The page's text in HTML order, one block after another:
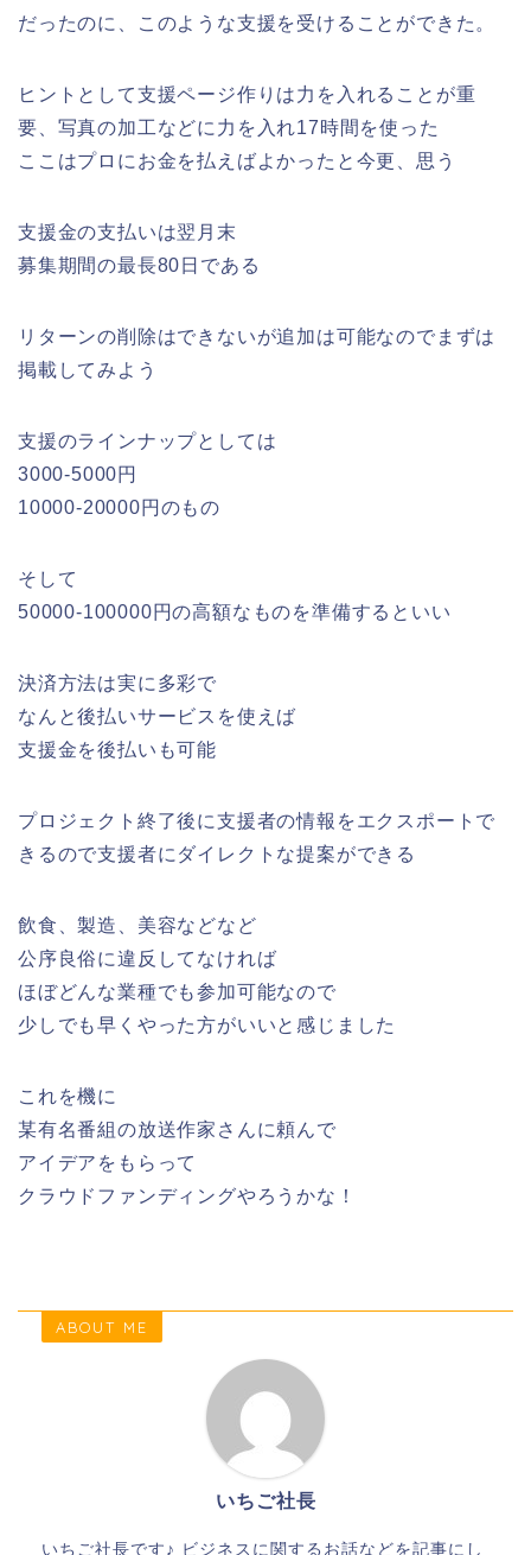
だったのに、このような支援を受けることができた。
ヒントとして支援ページ作りは力を入れることが重
要、写真の加工などに力を入れ17時間を使った
ここはプロにお金を払えばよかったと今更、思う
支援金の支払いは翌月末
募集期間の最長80日である
リターンの削除はできないが追加は可能なのでまずは
掲載してみよう
支援のラインナップとしては
3000-5000円
10000-20000円のもの
そして
50000-100000円の高額なものを準備するといい
決済方法は実に多彩で
なんと後払いサービスを使えば
支援金を後払いも可能
プロジェクト終了後に支援者の情報をエクスポートで
きるので支援者にダイレクトな提案ができる
飲食、製造、美容などなど
公序良俗に違反してなければ
ほぼどんな業種でも参加可能なので
少しでも早くやった方がいいと感じました
これを機に
某有名番組の放送作家さんに頼んで
アイデアをもらって
クラウドファンディングやろうかな！
ABOUT ME
いちご社長
いちご社長です♪ ビジネスに関するお話などを記事にし